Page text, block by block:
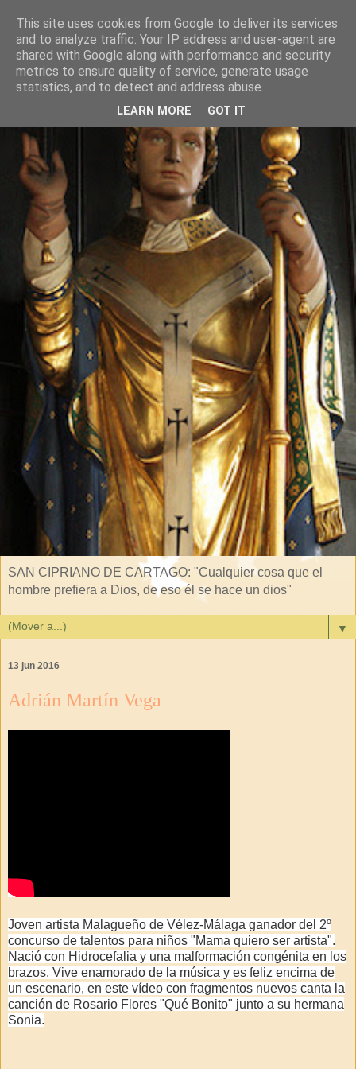
SAN CIPRIANO DE CARTAGO: "Cualquier cosa que el
hombre prefiera a Dios, de eso él se hace un dios"
▼
13 jun 2016
Adrián Martín Vega
Joven artista Malagueño de Vélez-Málaga ganador del 2º
concurso de talentos para niños "Mama quiero ser artista".
Nació con Hidrocefalia y una malformación congénita en los
brazos. Vive enamorado de la música y es feliz encima de
un escenario, en este vídeo con fragmentos nuevos canta la
canción de Rosario Flores "Qué Bonito" junto a su hermana
Sonia.
This site uses cookies from Google to deliver its services
and to analyze traffic. Your IP address and user-agent are
shared with Google along with performance and security
metrics to ensure quality of service, generate usage
statistics, and to detect and address abuse.
LEARN MORE GOT IT